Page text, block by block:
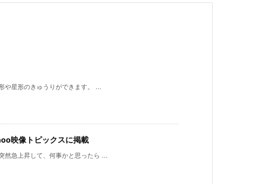
や星形のきゅうりができます。 ...
映像トピックスに掲載
然急上昇して、何事かと思ったら ...